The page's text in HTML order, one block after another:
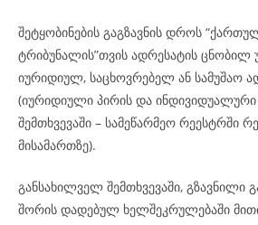
შეტყობინების გაგზავნის დროს
ტრიბუნალის”თვის ადრესატის ცნობილ
იურიდიულ, საცხოვრებელ ან სამუშაო
(იურიდიული პირის და ინდივიდუალური
შემთხვევაში – სამეწარმეო რეესტრში
მისამართზე).
განსახილველ შემთხვევაში, გზავნილი
შორის დადებულ ხელშეკრულებაში